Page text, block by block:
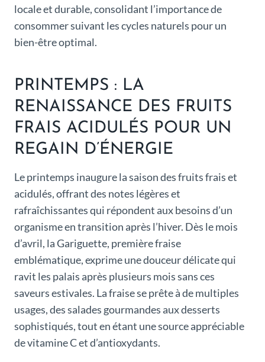
locale et durable, consolidant l’importance de
consommer suivant les cycles naturels pour un
bien-être optimal.
PRINTEMPS : LA
RENAISSANCE DES FRUITS
FRAIS ACIDULÉS POUR UN
REGAIN D’ÉNERGIE
Le printemps inaugure la saison des fruits frais et
acidulés, offrant des notes légères et
rafraîchissantes qui répondent aux besoins d’un
organisme en transition après l’hiver. Dès le mois
d’avril, la Gariguette, première fraise
emblématique, exprime une douceur délicate qui
ravit les palais après plusieurs mois sans ces
saveurs estivales. La fraise se prête à de multiples
usages, des salades gourmandes aux desserts
sophistiqués, tout en étant une source appréciable
de vitamine C et d’antioxydants.